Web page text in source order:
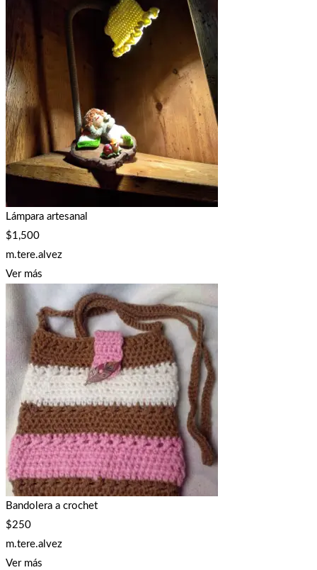
Lámpara artesanal
$1,500
m.tere.alvez
Ver más
Bandolera a crochet
$250
m.tere.alvez
Ver más